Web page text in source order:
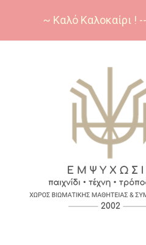
~ Καλό Καλοκαίρι !